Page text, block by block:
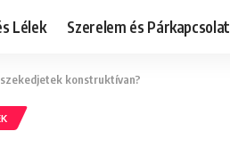
Lélek Szerelem és Párkapcsolat
konstruktívan?